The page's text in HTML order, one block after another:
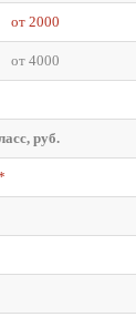
от 2000
от 4000
руб.